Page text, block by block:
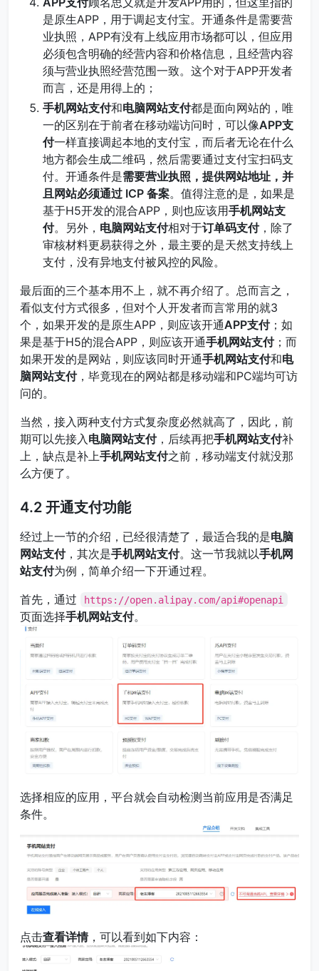
是原生APP，用于调起支付宝。开通条件是需要营
业执照，APP有没有上线应用市场都可以，但应用
必须包含明确的经营内容和价格信息，且经营内容
须与营业执照经营范围一致。这个对于APP开发者
而言，还是用得上的；
手机网站支付和电脑网站支付都是面向网站的，唯
一的区别在于前者在移动端访问时，可以像APP支
付一样直接调起本地的支付宝，而后者无论在什么
地方都会生成二维码，然后需要通过支付宝扫码支
付。开通条件是需要营业执照，提供网站地址，并
且网站必须通过 ICP 备案。值得注意的是，如果是
基于H5开发的混合APP，则也应该用手机网站支
付。另外， 电脑网站支付相对于订单码支付，除了
审核材料更易获得之外，最主要的是天然支持线上
支付，没有异地支付被风控的风险。
最后面的三个基本用不上，就不再介绍了。总而言之，
看似支付方式很多，但对个人开发者而言常用的就3
个，如果开发的是原生APP，则应该开通APP支付；如
果是基于H5的混合APP，则应该开通手机网站支付；而
如果开发的是网站，则应该同时开通手机网站支付和电
脑网站支付，毕竟现在的网站都是移动端和PC端均可访
问的。
当然，接入两种支付方式复杂度必然就高了，因此，前
期可以先接入 电脑网站支付，后续再把手机网站支付补
上，缺点是补上手机网站支付之前，移动端支付就没那
么方便了。
4.2 开通支付功能
经过上一节的介绍，已经很清楚了，最适合我的是电脑
网站支付，其次是手机网站支付。这一节我就以手机网
站支付为例，简单介绍一下开通过程。
首先，通过
https://open.alipay.com/api#openapi
页面选择手机网站支付。
选择相应的应用，平台就会自动检测当前应用是否满足
条件。
点击查看详情，可以看到如下内容：